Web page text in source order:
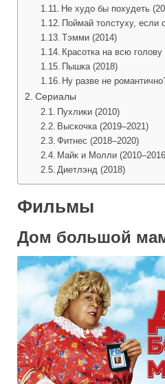
Не худо бы похудеть
Поймай толстуху, если
Тэмми (2014)
Красотка на всю голову
Пышка (2018)
Ну разве не
Сериалы
Пухлики (2010)
Выскочка (2019–2021)
Фитнес (2018–2020)
Майк и Молли
Диетлэнд (2018)
Фильмы
Дом большой